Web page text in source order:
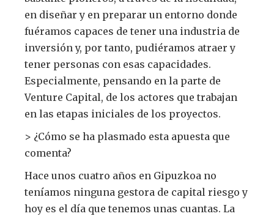
en diseñar y en preparar un entorno donde
fuéramos capaces de tener una industria de
inversión y, por tanto, pudiéramos atraer y
tener personas con esas capacidades.
Especialmente, pensando en la parte de
Venture Capital, de los actores que trabajan
en las etapas iniciales de los proyectos.
> ¿Cómo se ha plasmado esta apuesta que
comenta?
Hace unos cuatro años en Gipuzkoa no
teníamos ninguna gestora de capital riesgo y
hoy es el día que tenemos unas cuantas. La